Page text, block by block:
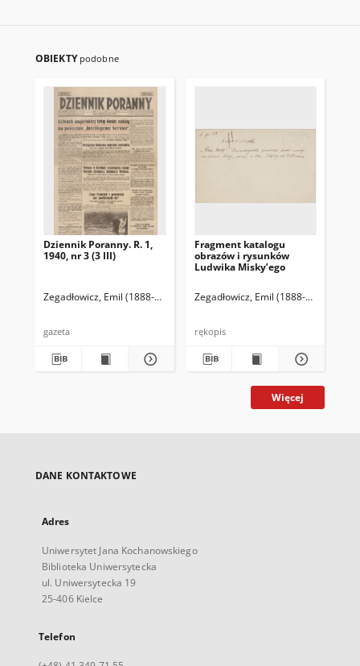
OBIEKTY podobne
Dziennik Poranny. R. 1,
1940, nr 3 (3 III)
Zegadłowicz, Emil (1888-1941) Reischer Leopold (red. naczelny)
gazeta
Fragment katalogu
obrazów i rysunków
Ludwika Misky’ego
Zegadłowicz, Emil (1888-1941)
rękopis
Więcej
DANE KONTAKTOWE
Adres
Uniwersytet Jana Kochanowskiego
Biblioteka Uniwersytecka
ul. Uniwersytecka 19
25-406 Kielce
Telefon